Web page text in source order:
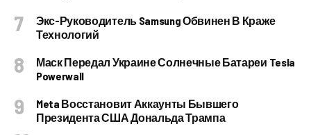
Экс-Руководитель Samsung Обвинен В Краже
Технологий
Маск Передал Украине Солнечные Батареи Tesla
Powerwall
Meta Восстановит Аккаунты Бывшего
Президента США Дональда Трампа